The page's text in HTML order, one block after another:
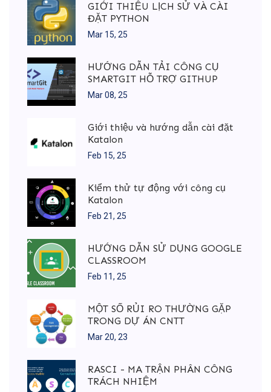
GIỚI THIỆU LỊCH SỬ VÀ CÀI
ĐẶT PYTHON
Mar 15, 25
HƯỚNG DẪN TẢI CÔNG CỤ
SMARTGIT HỖ TRỢ GITHUP
Mar 08, 25
Giới thiệu và hướng dẫn cài đặt
Katalon
Feb 15, 25
Kiểm thử tự động với công cụ
Katalon
Feb 21, 25
HƯỚNG DẪN SỬ DỤNG GOOGLE
CLASSROOM
Feb 11, 25
MỘT SỐ RỦI RO THƯỜNG GẶP
TRONG DỰ ÁN CNTT
Mar 20, 23
RASCI - MA TRẬN PHÂN CÔNG
TRÁCH NHIỆM